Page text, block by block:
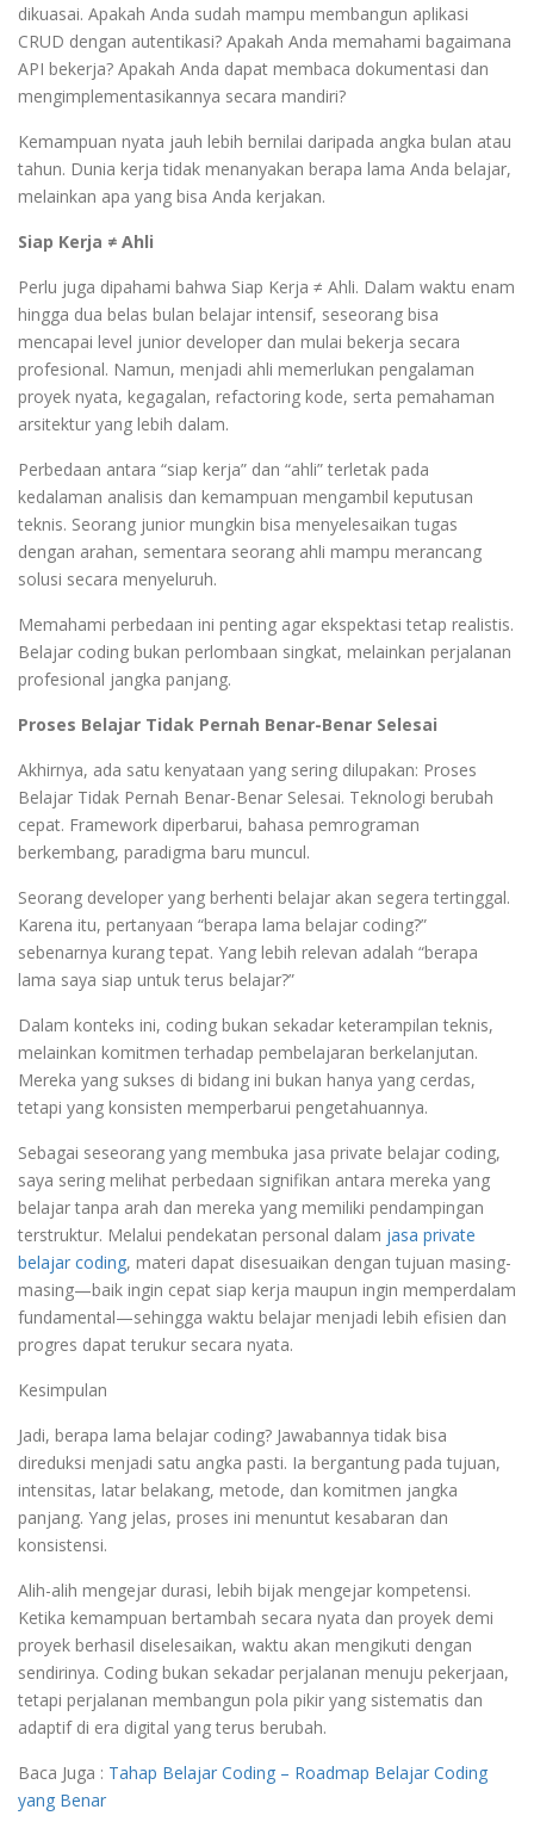
dikuasai. Apakah Anda sudah mampu membangun aplikasi
CRUD dengan autentikasi? Apakah Anda memahami bagaimana
API bekerja? Apakah Anda dapat membaca dokumentasi dan
mengimplementasikannya secara mandiri?
Kemampuan nyata jauh lebih bernilai daripada angka bulan atau
tahun. Dunia kerja tidak menanyakan berapa lama Anda belajar,
melainkan apa yang bisa Anda kerjakan.
Siap Kerja ≠ Ahli
Perlu juga dipahami bahwa Siap Kerja ≠ Ahli. Dalam waktu enam
hingga dua belas bulan belajar intensif, seseorang bisa
mencapai level junior developer dan mulai bekerja secara
profesional. Namun, menjadi ahli memerlukan pengalaman
proyek nyata, kegagalan, refactoring kode, serta pemahaman
arsitektur yang lebih dalam.
Perbedaan antara “siap kerja” dan “ahli” terletak pada
kedalaman analisis dan kemampuan mengambil keputusan
teknis. Seorang junior mungkin bisa menyelesaikan tugas
dengan arahan, sementara seorang ahli mampu merancang
solusi secara menyeluruh.
Memahami perbedaan ini penting agar ekspektasi tetap realistis.
Belajar coding bukan perlombaan singkat, melainkan perjalanan
profesional jangka panjang.
Proses Belajar Tidak Pernah Benar-Benar Selesai
Akhirnya, ada satu kenyataan yang sering dilupakan: Proses
Belajar Tidak Pernah Benar-Benar Selesai. Teknologi berubah
cepat. Framework diperbarui, bahasa pemrograman
berkembang, paradigma baru muncul.
Seorang developer yang berhenti belajar akan segera tertinggal.
Karena itu, pertanyaan “berapa lama belajar coding?”
sebenarnya kurang tepat. Yang lebih relevan adalah “berapa
lama saya siap untuk terus belajar?”
Dalam konteks ini, coding bukan sekadar keterampilan teknis,
melainkan komitmen terhadap pembelajaran berkelanjutan.
Mereka yang sukses di bidang ini bukan hanya yang cerdas,
tetapi yang konsisten memperbarui pengetahuannya.
Sebagai seseorang yang membuka jasa private belajar coding,
saya sering melihat perbedaan signifikan antara mereka yang
belajar tanpa arah dan mereka yang memiliki pendampingan
terstruktur. Melalui pendekatan personal dalam jasa private
belajar coding, materi dapat disesuaikan dengan tujuan masing-
masing—baik ingin cepat siap kerja maupun ingin memperdalam
fundamental—sehingga waktu belajar menjadi lebih efisien dan
progres dapat terukur secara nyata.
Kesimpulan
Jadi, berapa lama belajar coding? Jawabannya tidak bisa
direduksi menjadi satu angka pasti. Ia bergantung pada tujuan,
intensitas, latar belakang, metode, dan komitmen jangka
panjang. Yang jelas, proses ini menuntut kesabaran dan
konsistensi.
Alih-alih mengejar durasi, lebih bijak mengejar kompetensi.
Ketika kemampuan bertambah secara nyata dan proyek demi
proyek berhasil diselesaikan, waktu akan mengikuti dengan
sendirinya. Coding bukan sekadar perjalanan menuju pekerjaan,
tetapi perjalanan membangun pola pikir yang sistematis dan
adaptif di era digital yang terus berubah.
Baca Juga : Tahap Belajar Coding – Roadmap Belajar Coding
yang Benar